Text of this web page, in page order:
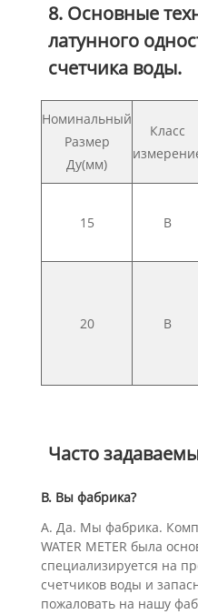
8. Основные
латунного
счетчика воды.
Номинальный
Размер
Ду(мм)
Класс
15 B
20 B
Часто
В. Вы фабрика?
А. Да. Мы фабрика.
WATER METER была
специализируется на
счетчиков воды и
пожаловать на нашу